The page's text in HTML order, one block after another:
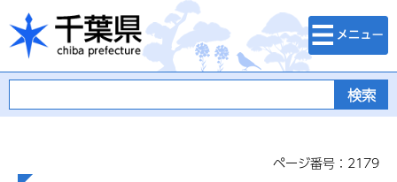
千葉県
検索・メニュ
ー
ページ番号：2179